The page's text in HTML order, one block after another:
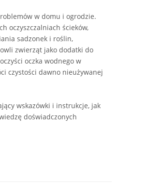
w domu i ogrodzie.
oczyszczalniach ścieków,
sadzonek i roślin,
zwierząt jako dodatki do
oczka wodnego w
czystości dawno nieużywanej
wskazówki i instrukcje, jak
doświadczonych